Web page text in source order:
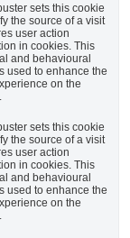
sets this cookie
the source of a visit
user action
in cookies. This
and behavioural
used to enhance the
on the
sets this cookie
the source of a visit
user action
in cookies. This
and behavioural
used to enhance the
on the